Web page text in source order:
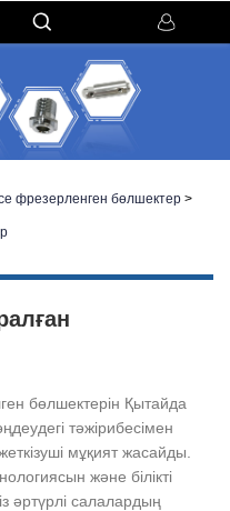
фрезерленген бөлшектер >
бөлшектерін Қытайда
тәжірибесімен
мұқият жасайды.
және білікті
әртүрлі салалардың